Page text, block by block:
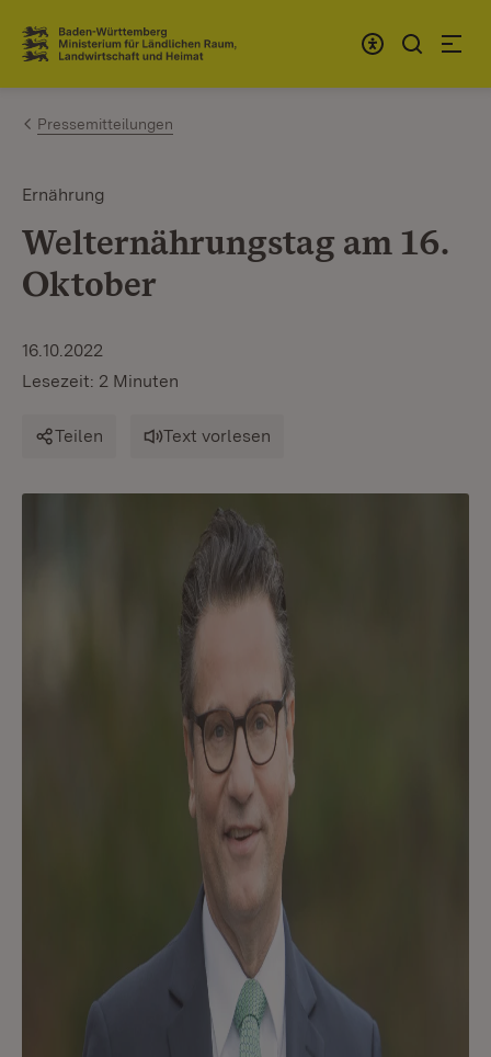
Zum Inhalt springen
Link zur Startseite
Pressemitteilungen
Ernährung
Welternährungstag am 16.
Oktober
16.10.2022
Lesezeit: 2 Minuten
Teilen Text vorlesen